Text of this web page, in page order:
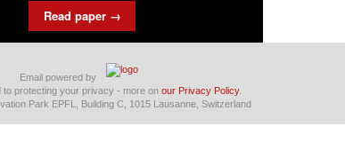
Read paper →
Email powered by
to protecting your privacy - more on our Privacy Policy.
Park EPFL, Building C, 1015 Lausanne, Switzerland